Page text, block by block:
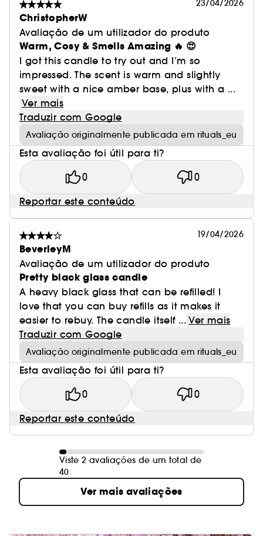
23/04/2026
ChristopherW
Avaliação de um utilizador do produto
Warm, Cosy & Smells Amazing 🔥 😍
I got this candle to try out and I’m so
impressed. The scent is warm and slightly
sweet with a nice amber base, plus with a ...
Ver mais
Traduzir com Google
Avaliação originalmente publicada em rituals_eu
Esta avaliação foi útil para ti?
0 0
Reportar este conteúdo
19/04/2026
BeverleyM
Avaliação de um utilizador do produto
Pretty black glass candle
A heavy black glass that can be refilled! I
love that you can buy refills as it makes it
easier to rebuy. The candle itself ... Ver mais
Traduzir com Google
Avaliação originalmente publicada em rituals_eu
Esta avaliação foi útil para ti?
0 0
Reportar este conteúdo
Viste 2 avaliações de um total de
40
Ver mais avaliações